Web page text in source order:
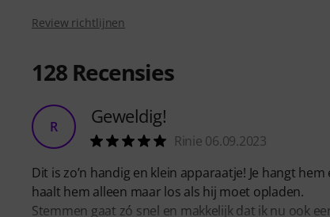
Review richtlijnen
128 Recensies
R Geweldig!
Rinie 06.09.2023
Dit is zo’n handig en klein apparaatje! Je hangt
haalt hem alleen maar los als hij moet opladen.
Stemmen gaat zó snel en makkelijk dat ik nu ook